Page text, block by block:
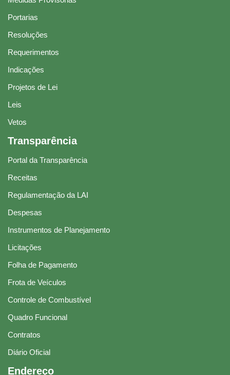
Portarias
Resoluções
Requerimentos
Indicações
Projetos de Lei
Leis
Vetos
Transparência
Portal da Transparência
Receitas
Regulamentação da LAI
Despesas
Instrumentos de Planejamento
Licitações
Folha de Pagamento
Frota de Veículos
Controle de Combustível
Quadro Funcional
Contratos
Diário Oficial
Endereço